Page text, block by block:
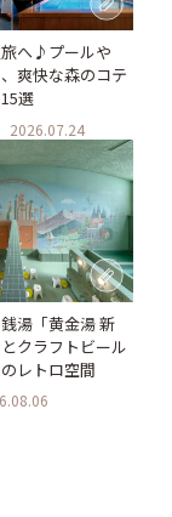
へ♪プールや
爽快な森のコテ
選
2026.07.24
湯「黄金湯 新
クラフトビール
レトロ空間